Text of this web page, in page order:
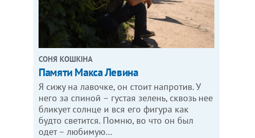
СОНЯ КОШКІНА
Памяти Макса Левина
Я сижу на лавочке, он стоит напротив. У
него за спиной – густая зелень, сквозь нее
бликует солнце и вся его фигура как
будто светится. Помню, во что он был
одет – любимую…